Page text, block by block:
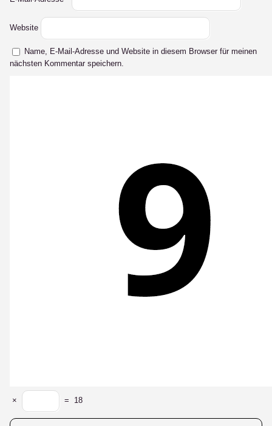
Website
Name, E-Mail-Adresse und Website in diesem Browser für meinen
nächsten Kommentar speichern.
× = 18